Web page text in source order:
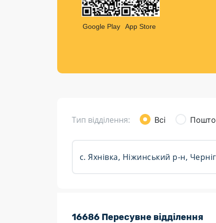
Листи та листівки
Кур’єрська доставка
Google Play App Store
Тип відділення: Всі
16686 Пересувне відділення